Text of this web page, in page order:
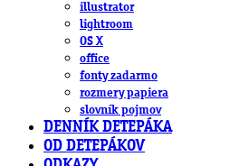
illustrator
lightroom
OS X
office
fonty zadarmo
rozmery papiera
slovník pojmov
DENNÍK DETEPÁKA
OD DETEPÁKOV